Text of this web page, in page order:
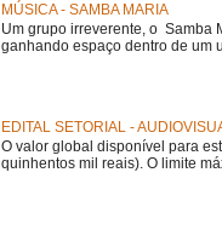
MÚSICA - SAMBA MARIA
Um grupo irreverente, o Samba
ganhando espaço dentro de um
EDITAL SETORIAL -
O valor global disponível para
quinhentos mil reais). O limite